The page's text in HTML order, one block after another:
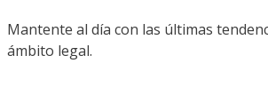
Mantente al día con las últimas
ámbito legal.